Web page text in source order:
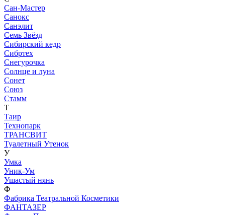
Сан-Мастер
Санокс
Санэлит
Семь Звёзд
Сибирский кедр
Сибртех
Снегурочка
Солнце и луна
Сонет
Союз
Стамм
Т
Таир
Технопарк
ТРАНСВИТ
Туалетный Утенок
У
Умка
Уник-Ум
Ушастый нянь
Ф
Фабрика Театральной Косметики
ФАНТАЗЕР